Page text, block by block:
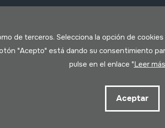
de terceros. Selecciona la opción de
"Acepto" está dando su consentimiento
pulse en el enlace "Leer más
Aceptar